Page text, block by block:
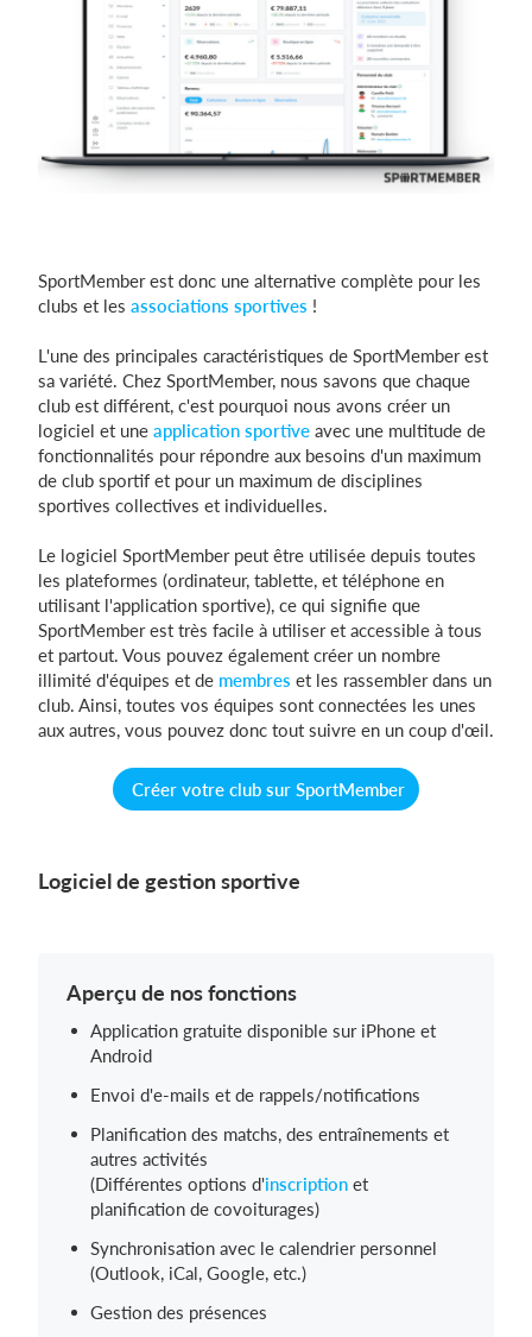
SportMember est donc une alternative complète pour les
clubs et les associations sportives !
L'une des principales caractéristiques de SportMember est
sa variété. Chez SportMember, nous savons que chaque
club est différent, c'est pourquoi nous avons créer un
logiciel et une application sportive avec une multitude de
fonctionnalités pour répondre aux besoins d'un maximum
de club sportif et pour un maximum de disciplines
sportives collectives et individuelles.
Le logiciel SportMember peut être utilisée depuis toutes
les plateformes (ordinateur, tablette, et téléphone en
utilisant l'application sportive), ce qui signifie que
SportMember est très facile à utiliser et accessible à tous
et partout. Vous pouvez également créer un nombre
illimité d'équipes et de membres et les rassembler dans un
club. Ainsi, toutes vos équipes sont connectées les unes
aux autres, vous pouvez donc tout suivre en un coup d'œil.
Créer votre club sur SportMember
Logiciel de gestion sportive
Aperçu de nos fonctions
Application gratuite disponible sur iPhone et
Android
Envoi d'e-mails et de rappels/notifications
Planification des matchs, des entraînements et
autres activités
(Différentes options d'inscription et
planification de covoiturages)
Synchronisation avec le calendrier personnel
(Outlook, iCal, Google, etc.)
Gestion des présences